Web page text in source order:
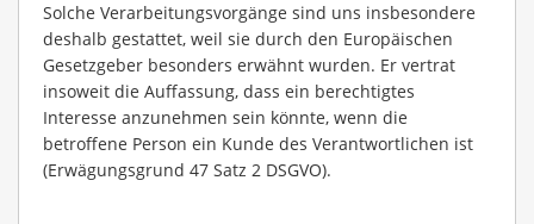
Solche Verarbeitungsvorgänge sind uns insbesondere
deshalb gestattet, weil sie durch den Europäischen
Gesetzgeber besonders erwähnt wurden. Er vertrat
insoweit die Auffassung, dass ein berechtigtes
Interesse anzunehmen sein könnte, wenn die
betroffene Person ein Kunde des Verantwortlichen ist
(Erwägungsgrund 47 Satz 2 DSGVO).